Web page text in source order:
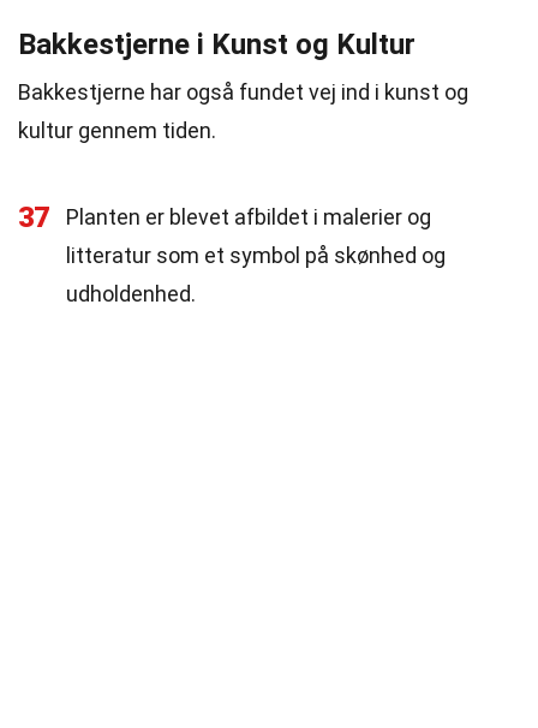
Bakkestjerne i Kunst og Kultur
Bakkestjerne har også fundet vej ind i kunst og
kultur gennem tiden.
37
Planten er blevet afbildet i malerier og
litteratur som et symbol på skønhed og
udholdenhed.